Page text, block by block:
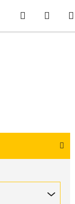
Suchen